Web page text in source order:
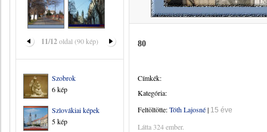
11/12oldal (90 kép)
Szobrok
6 kép
Szlovákiai képek
5 kép
80
Címkék:
Kategória:
Feltöltötte:Tóth Lajosné| 15 éve
Látta 324 ember.